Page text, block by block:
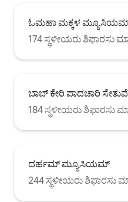
ಓಮಹಾ ಮಕ್ಕಳ
174 ಸ್ಥಳೀಯರು ಶಿಫಾರಸು
ಬಾಬ್ ಕೇರಿ ಪಾದಚಾರಿ ಸೇತುವೆ
184 ಸ್ಥಳೀಯರು ಶಿಫಾರಸು
ದರ್ಹಮ್ ಮ್ಯೂಸಿಯಮ್
244 ಸ್ಥಳೀಯರು ಶಿಫಾರಸು